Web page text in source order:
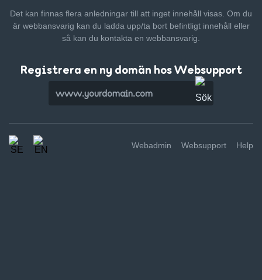
Det kan finnas flera anledningar till att inget innehåll visas. Om du
är webbansvarig kan du ladda upp/ta bort befintligt innehåll eller
så kan du kontakta en webbansvarig.
Registrera en ny domän hos Websupport
Webadmin Websupport Help